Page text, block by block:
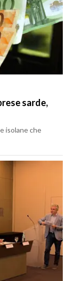
sarde,
isolane che